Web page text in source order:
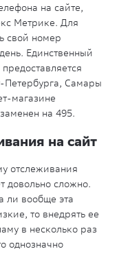
на сайте,
Метрике. Для
свой номер
Единственный
Петербурга, Самары
магазине
на 495.
на сайт
отслеживания
довольно сложно.
ли вообще эта
то внедрять ее
в несколько раз
однозначно